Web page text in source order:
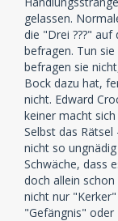
gelassen.
die "Drei ???"
befragen. Tun
befragen sie
Bock dazu hat,
nicht. Edward
keiner macht
Selbst das
nicht so
Schwäche, dass
doch allein
nicht nur
"Gefängnis" oder